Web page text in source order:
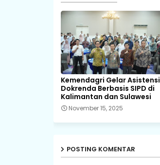
Kemendagri Gelar Asistensi
Dokrenda Berbasis SIPD di
Kalimantan dan Sulawesi
November 15, 2025
POSTING KOMENTAR